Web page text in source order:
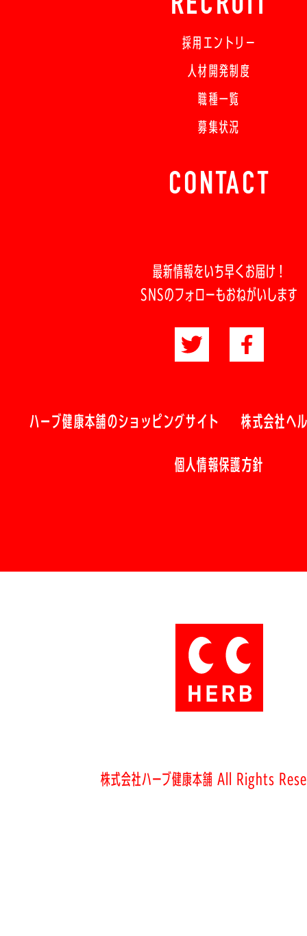
採用エントリー
人材開発制度
職種一覧
募集状況
CONTACT
最新情報をいち早くお届け！
SNSのフォローもおねがいします
ハーブ健康本舗のショッピングサイト 株式会社ヘ
個人情報保護方針
株式会社ハーブ健康本舗 All Rights